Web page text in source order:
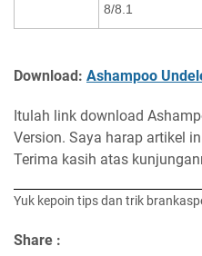
8/8.1
Download: Ashampoo
Itulah link download
Version. Saya harap artikel
Terima kasih atas
Yuk kepoin tips dan trik
Share :